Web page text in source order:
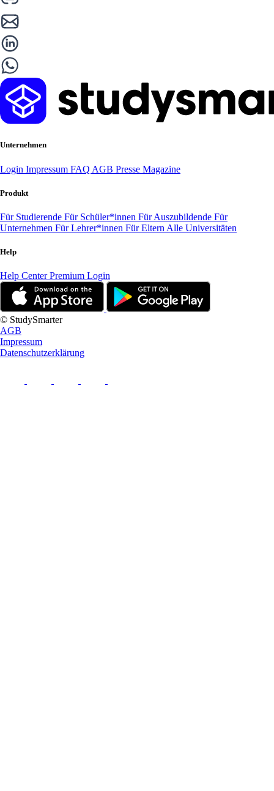
Unternehmen
Login Impressum FAQ AGB Presse Magazine
Produkt
Für Studierende Für Schüler*innen Für Auszubildende Für
Unternehmen Für Lehrer*innen Für Eltern Alle Universitäten
Help
Help CenterPremium Login
© StudySmarter
AGB
Impressum
Datenschutzerklärung